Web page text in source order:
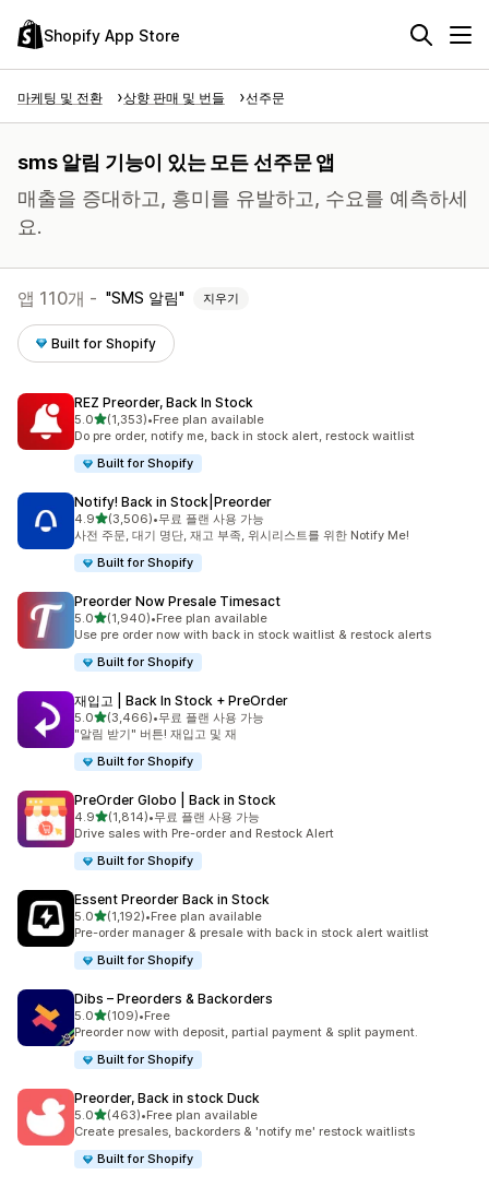
Shopify App Store
마케팅 및 전환 상향 판매 및 번들 선주문
sms 알림 기능이 있는 모든 선주문 앱
매출을 증대하고, 흥미를 유발하고, 수요를 예측하세
요.
앱 110개 - SMS 알림 지우기
Built for Shopify
REZ Preorder, Back In Stock
5.0별 5개 중
(1,353)
총 리뷰 1353개
•Free plan available
Do pre order, notify me, back in stock alert, restock waitlist
Built for Shopify
Notify! Back in Stock|Preorder
4.9별 5개 중
(3,506)
총 리뷰 3506개
•무료 플랜 사용 가능
사전 주문, 대기 명단, 재고 부족, 위시리스트를 위한 Notify Me!
Built for Shopify
Preorder Now Presale Timesact
5.0별 5개 중
(1,940)
총 리뷰 1940개
•Free plan available
Use pre order now with back in stock waitlist & restock alerts
Built for Shopify
재입고 | Back In Stock + PreOrder
5.0별 5개 중
(3,466)
총 리뷰 3466개
•무료 플랜 사용 가능
"알림 받기" 버튼! 재입고 및 재
Built for Shopify
PreOrder Globo | Back in Stock
4.9별 5개 중
(1,814)
총 리뷰 1814개
•무료 플랜 사용 가능
Drive sales with Pre-order and Restock Alert
Built for Shopify
Essent Preorder Back in Stock
5.0별 5개 중
(1,192)
총 리뷰 1192개
•Free plan available
Pre-order manager & presale with back in stock alert waitlist
Built for Shopify
Dibs – Preorders & Backorders
5.0별 5개 중
(109)
총 리뷰 109개
•Free
Preorder now with deposit, partial payment & split payment.
Built for Shopify
Preorder, Back in stock Duck
5.0별 5개 중
(463)
총 리뷰 463개
•Free plan available
Create presales, backorders & 'notify me' restock waitlists
Built for Shopify